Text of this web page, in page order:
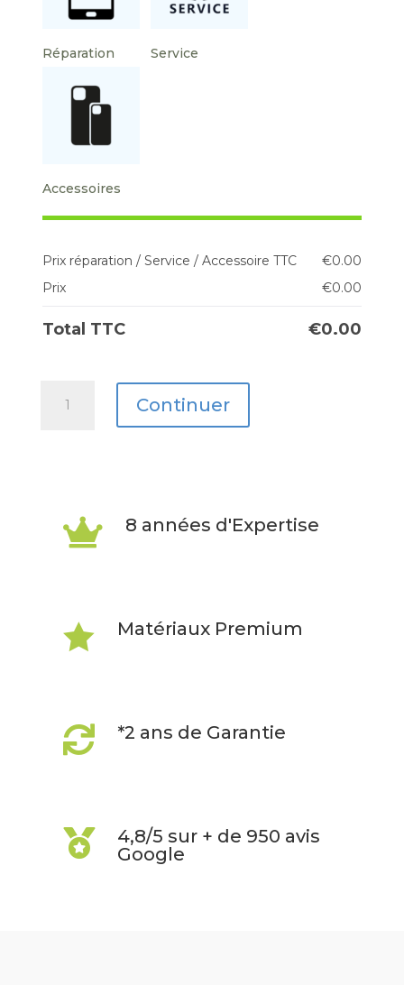
Réparation Service
Accessoires
Prix réparation / Service / Accessoire TTC €0.00
Prix
€0.00
Total TTC €0.00
8.7"
Continuer
 8 années d'Expertise
 Matériaux Premium
 *2 ans de Garantie

4,8/5 sur + de 950 avis
Google